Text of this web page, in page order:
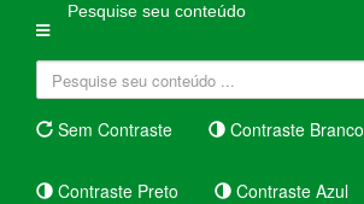
Pesquise seu conteúdo
Sem Contraste Contraste Branco
Contraste Preto Contraste Azul